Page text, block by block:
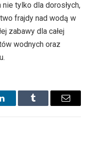
tylko dla dorosłych,
frajdy nad wodą w
zabawy dla całej
wodnych oraz
LinkedInTumblr Email